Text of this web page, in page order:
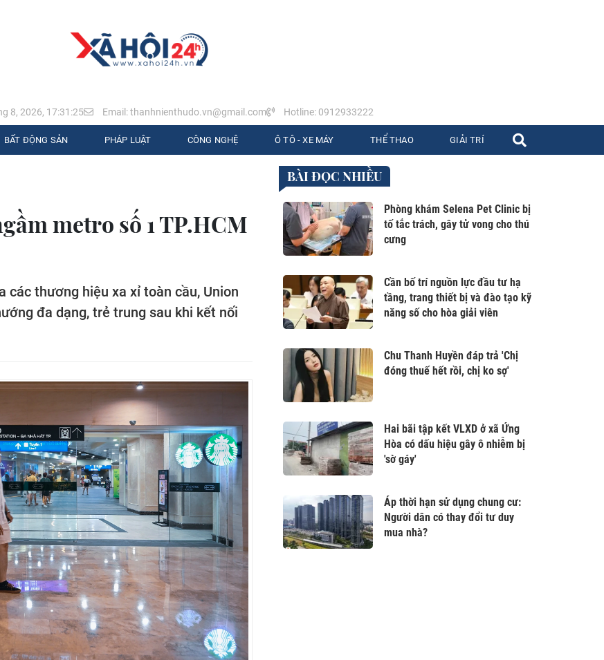
8, 2026, 17:31:27 Email: thanhnienthudo.vn@gmail.com Hotline: 0912933222
BẤT ĐỘNG SẢN PHÁP LUẬT CÔNG NGHỆ Ô TÔ - XE MÁY THỂ THAO GIẢI TRÍ
metro số 1 TP.HCM
các thương hiệu xa xỉ toàn cầu, Union
đa dạng, trẻ trung sau khi kết nối
BÀI ĐỌC NHIỀU
Phòng khám Selena Pet Clinic bị
tố tắc trách, gây tử vong cho thú
cưng
Cần bố trí nguồn lực đầu tư hạ
tầng, trang thiết bị và đào tạo kỹ
năng số cho hòa giải viên
Chu Thanh Huyền đáp trả 'Chị
đóng thuế hết rồi, chị ko sợ'
Hai bãi tập kết VLXD ở xã Ứng
Hòa có dấu hiệu gây ô nhiễm bị
'sờ gáy'
Áp thời hạn sử dụng chung cư:
Người dân có thay đổi tư duy
mua nhà?